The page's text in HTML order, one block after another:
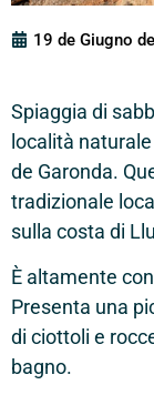
19 de Giugno
Spiaggia di
località naturale
de Garonda.
tradizionale
sulla costa di
È altamente
Presenta una
di ciottoli e
bagno.